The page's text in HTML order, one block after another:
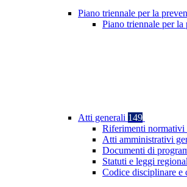
Piano triennale per la
Piano triennale per
Atti generali 149
Riferimenti normativi
Atti amministrativi
Documenti di
Statuti e leggi
Codice disciplinare e